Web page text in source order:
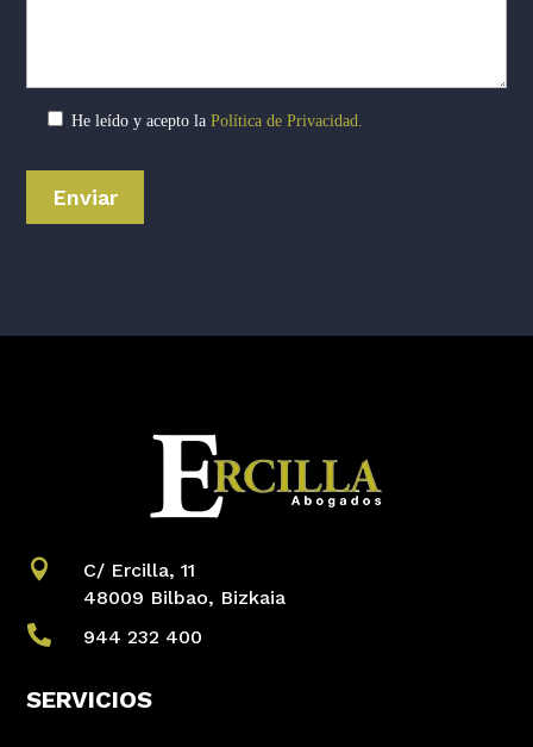
He leído y acepto laPolítica de Privacidad.

C/ Ercilla, 11
48009 Bilbao, Bizkaia
 944 232 400
SERVICIOS